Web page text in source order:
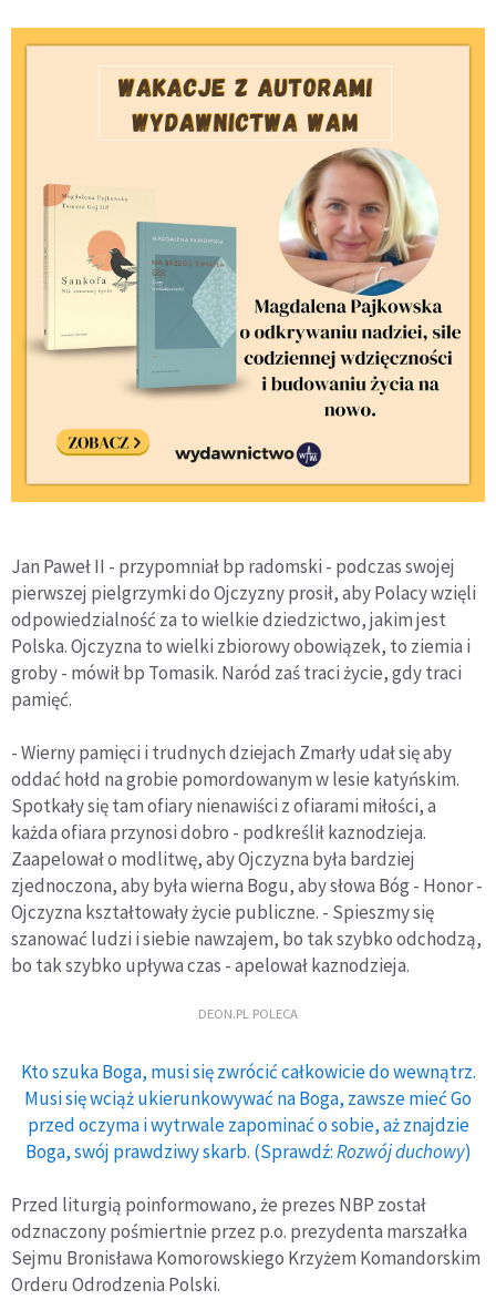
Jan Paweł II - przypomniał bp radomski - podczas swojej
pierwszej pielgrzymki do Ojczyzny prosił, aby Polacy wzięli
odpowiedzialność za to wielkie dziedzictwo, jakim jest
Polska. Ojczyzna to wielki zbiorowy obowiązek, to ziemia i
groby - mówił bp Tomasik. Naród zaś traci życie, gdy traci
pamięć.
- Wierny pamięci i trudnych dziejach Zmarły udał się aby
oddać hołd na grobie pomordowanym w lesie katyńskim.
Spotkały się tam ofiary nienawiści z ofiarami miłości, a
każda ofiara przynosi dobro - podkreślił kaznodzieja.
Zaapelował o modlitwę, aby Ojczyzna była bardziej
zjednoczona, aby była wierna Bogu, aby słowa Bóg - Honor -
Ojczyzna kształtowały życie publiczne. - Spieszmy się
szanować ludzi i siebie nawzajem, bo tak szybko odchodzą,
bo tak szybko upływa czas - apelował kaznodzieja.
DEON.PL POLECA
Kto szuka Boga, musi się zwrócić całkowicie do wewnątrz.
Musi się wciąż ukierunkowywać na Boga, zawsze mieć Go
przed oczyma i wytrwale zapominać o sobie, aż znajdzie
Boga, swój prawdziwy skarb. (Sprawdź:Rozwój duchowy)
Przed liturgią poinformowano, że prezes NBP został
odznaczony pośmiertnie przez p.o. prezydenta marszałka
Sejmu Bronisława Komorowskiego Krzyżem Komandorskim
Orderu Odrodzenia Polski.